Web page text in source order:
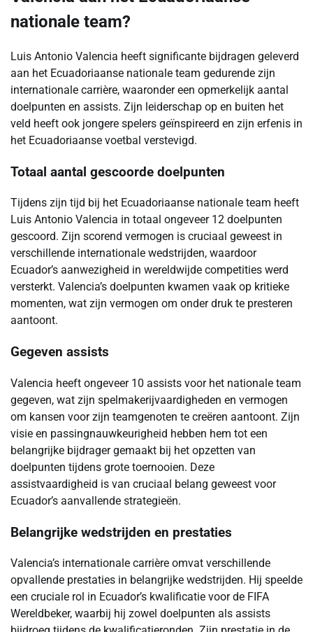
nationale team?
Luis Antonio Valencia heeft significante bijdragen geleverd
aan het Ecuadoriaanse nationale team gedurende zijn
internationale carrière, waaronder een opmerkelijk aantal
doelpunten en assists. Zijn leiderschap op en buiten het
veld heeft ook jongere spelers geïnspireerd en zijn erfenis in
het Ecuadoriaanse voetbal verstevigd.
Totaal aantal gescoorde doelpunten
Tijdens zijn tijd bij het Ecuadoriaanse nationale team heeft
Luis Antonio Valencia in totaal ongeveer 12 doelpunten
gescoord. Zijn scorend vermogen is cruciaal geweest in
verschillende internationale wedstrijden, waardoor
Ecuador’s aanwezigheid in wereldwijde competities werd
versterkt. Valencia’s doelpunten kwamen vaak op kritieke
momenten, wat zijn vermogen om onder druk te presteren
aantoont.
Gegeven assists
Valencia heeft ongeveer 10 assists voor het nationale team
gegeven, wat zijn spelmakerijvaardigheden en vermogen
om kansen voor zijn teamgenoten te creëren aantoont. Zijn
visie en passingnauwkeurigheid hebben hem tot een
belangrijke bijdrager gemaakt bij het opzetten van
doelpunten tijdens grote toernooien. Deze
assistvaardigheid is van cruciaal belang geweest voor
Ecuador’s aanvallende strategieën.
Belangrijke wedstrijden en prestaties
Valencia’s internationale carrière omvat verschillende
opvallende prestaties in belangrijke wedstrijden. Hij speelde
een cruciale rol in Ecuador’s kwalificatie voor de FIFA
Wereldbeker, waarbij hij zowel doelpunten als assists